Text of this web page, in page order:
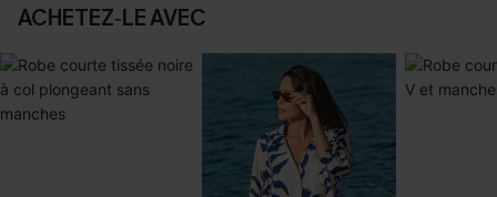
ACHETEZ‑LE AVEC